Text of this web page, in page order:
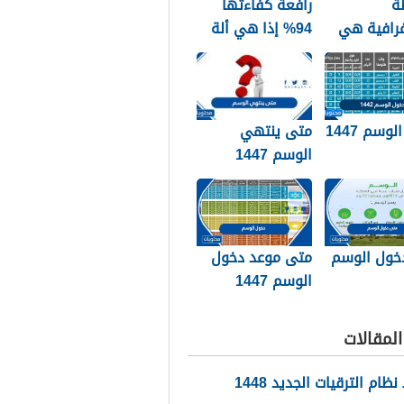
هي
لمنطقة
من سطح
صواب خطأ
94% إذا هي ألة
حقيقية
1447
متى ينتهي
الوسم 1447
الزعاق
الوسم
متى موعد دخول
الوسم 1447
الترقيات الجديد 1448